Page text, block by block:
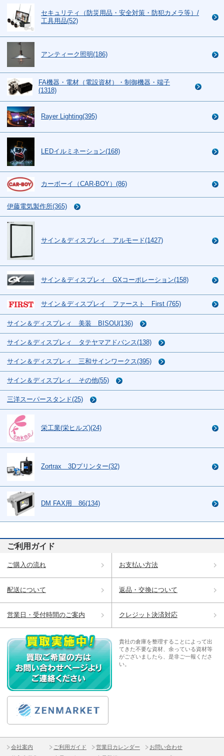
セキュリティ（防災用品・安全対策・防犯カメラ等）/
工具用品(52)
アンティーク照明(186)
FA機器・電材（電設資材）・制御機器・端子
(1318)
Rayer Lighting(395)
LEDイルミネーション(168)
カーボーイ（CAR-BOY）(86)
伊藤電気製作所(365)
サイン＆ディスプレィ アルモード(1427)
サイン＆ディスプレィ GXコーポレーション(158)
サイン＆ディスプレイ ファースト First (765)
サイン＆ディスプレィ 美装 BISOU(136)
サイン＆ディスプレィ タテヤマアドバンス(138)
サイン＆ディスプレィ 三和サインワークス(395)
サイン＆ディスプレィ その他(55)
三洋スーパースタンド(25)
栄工業(栄ヒルズ)(24)
Zortrax 3Dプリンター(32)
DM FAX用 86(134)
ご利用ガイド
ご購入の流れ お支払い方法
配送について 返品・交換について
営業日・受付時間のご案内 クレジット決済対応
貴社の倉庫を整理することによって出
てきた不要な資材、余っている資材等
がございましたら、是非ご一報くださ
い。
会社案内 ご利用ガイド 営業日カレンダー
お問い合わせ